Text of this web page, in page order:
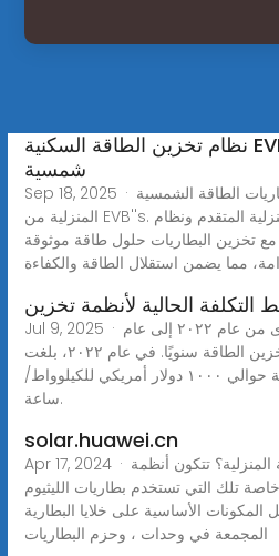
نظام تخزين الطاقة السكنية EVB | حزمة بطارية
شمسية
Sep 18, 2025 · استمتع بمستقبل الطاقة مع بطاريات الطاقة الشمسية
المنزلية من EVB''s. يوفر نظام تخزين الطاقة المنزلية المتقدم ونظام
مع تخزين البطاريات حلول طاقة موثوقة
مما يضمن استقلال الطاقة والكفاءة
التكلفة الحالية لأنظمة تخزين
Jul 9, 2025 · مقارنة من سنة إلى أخرى من عام ٢٠٢٢ إلى عام
٢٠٢٥، انخفضت تكاليف تخزين الطاقة سنويًا. في عام ٢٠٢٢، بلغت
تكلفة نظام الطاقة المنزلية حوالي ١٠٠٠ دولار أمريكي للكيلوواط/
ساعة.
solar.huawei.cn
Apr 17, 2024 · كيف يعمل نظام تخزين الطاقة المنزلية؟ تتكون أنظمة
تلك التي تستخدم بطاريات الليثيوم
الأساسية على خلايا البطارية
المجمعة في وحدات ، وحزم البطاريات